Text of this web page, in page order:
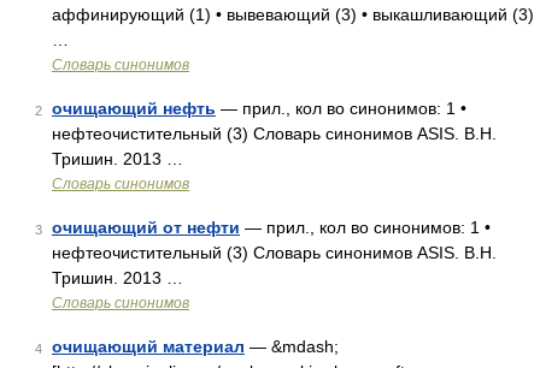
аффинирующий (1) • вывевающий (3) • выкашливающий (3)
Словарь синонимов
2 очищающий нефть — прил., кол во синонимов: 1 •
нефтеочистительный (3) Словарь синонимов ASIS. В.Н.
Тришин. 2013 …
Словарь синонимов
3 очищающий от нефти — прил., кол во синонимов: 1 •
нефтеочистительный (3) Словарь синонимов ASIS. В.Н.
Тришин. 2013 …
Словарь синонимов
4 очищающий материал — &mdash;